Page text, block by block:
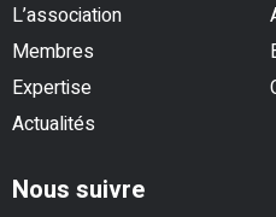
L’association
Membres
Expertise
Actualités
Nous suivre